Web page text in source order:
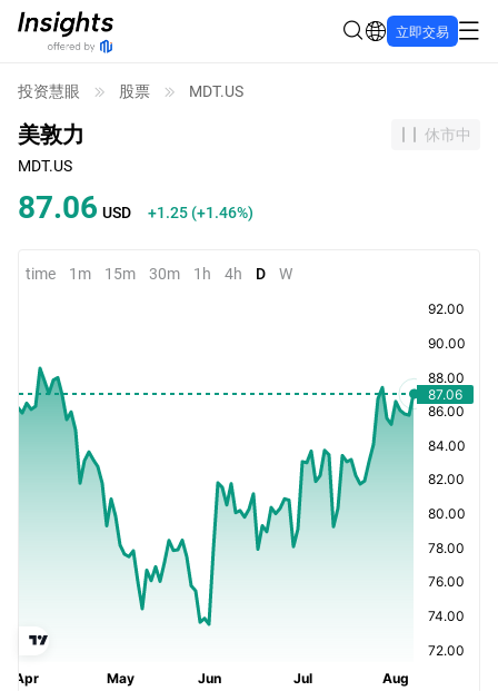
立即交易
投资慧眼 股票 MDT.US
美敦力
休市中
MDT.US
87.06 USD +1.25 (+1.46%)
time 1m 15m 30m 1h 4h D W